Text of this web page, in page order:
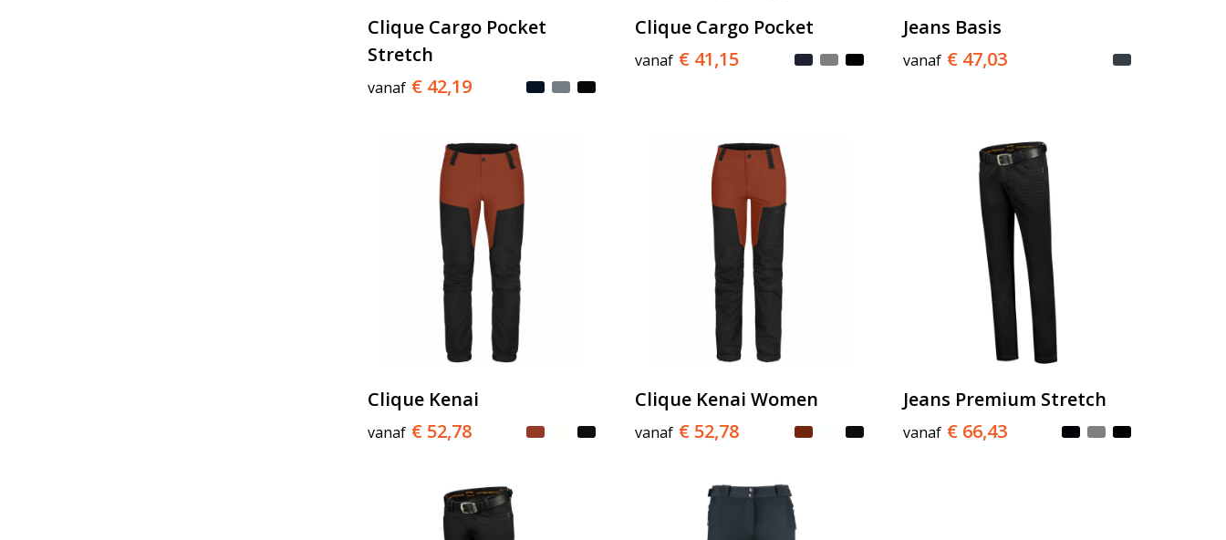
Clique Cargo Pocket
Stretch
vanaf € 42,19
Clique Cargo Pocket
vanaf € 41,15
Jeans Basis
vanaf € 47,03
Clique Kenai
vanaf € 52,78
Clique Kenai Women
vanaf € 52,78
Jeans Premium Stretch
vanaf € 66,43